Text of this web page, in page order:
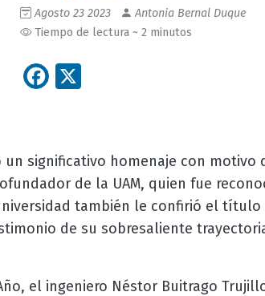
Agosto 23 2023
Antonia Bernal Duque
Tiempo de lectura ~ 2 minutos
Facebook
un significativo homenaje con motivo
de la UAM, quien fue
también le confirió el título
de su sobresaliente
el ingeniero Néstor Buitrago